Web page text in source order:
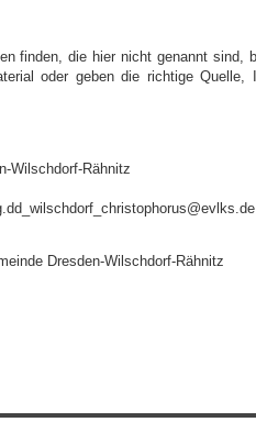
finden, die hier nicht genannt sind,
oder geben die richtige Quelle,
Wilschdorf-Rähnitz
Dresden-Wilschdorf-Rähnitz